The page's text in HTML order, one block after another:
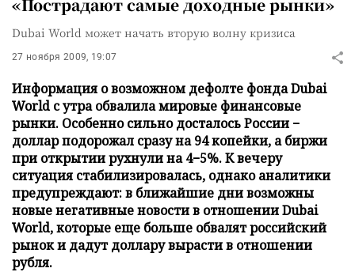
«Пострадают самые доходные рынки»
Dubai World может начать вторую волну кризиса
27 ноября 2009, 19:07
Информация о возможном дефолте фонда Dubai
World с утра обвалила мировые финансовые
рынки. Особенно сильно досталось России −
доллар подорожал сразу на 94 копейки, а биржи
при открытии рухнули на 4−5%. К вечеру
ситуация стабилизировалась, однако аналитики
предупреждают: в ближайшие дни возможны
новые негативные новости в отношении Dubai
World, которые еще больше обвалят российский
рынок и дадут доллару вырасти в отношении
рубля.